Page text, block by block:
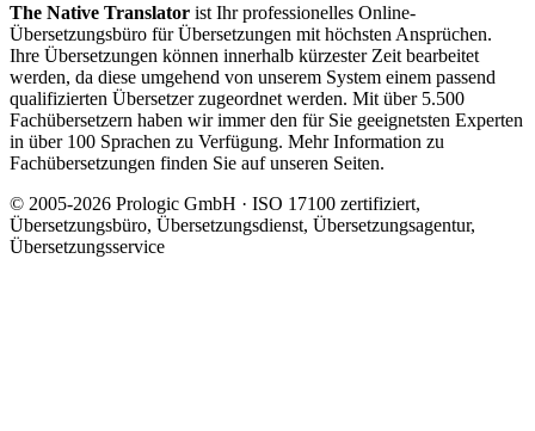
The Native Translator ist Ihr professionelles Online-
Übersetzungsbüro für Übersetzungen mit höchsten Ansprüchen.
Ihre Übersetzungen können innerhalb kürzester Zeit bearbeitet
werden, da diese umgehend von unserem System einem passend
qualifizierten Übersetzer zugeordnet werden. Mit über 5.500
Fachübersetzern haben wir immer den für Sie geeignetsten Experten
in über 100 Sprachen zu Verfügung. Mehr Information zu
Fachübersetzungen finden Sie auf unseren Seiten.
© 2005-2026 Prologic GmbH · ISO 17100 zertifiziert,
Übersetzungsbüro, Übersetzungsdienst, Übersetzungsagentur,
Übersetzungsservice